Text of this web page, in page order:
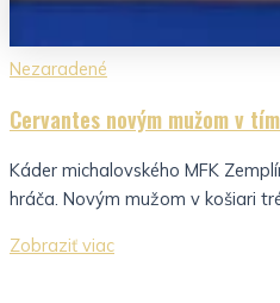
Nezaradené
Cervantes novým mužom v
Káder michalovského MFK
hráča. Novým mužom v košiari
Zobraziť viac